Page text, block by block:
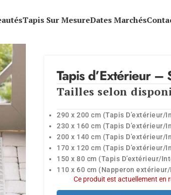
Tapis Sur MesureDates Marchés
Tapis d’Extérieur
Tailles selon
290 x 200 cm (Tapis D’extérieur/
230 x 160 cm (Tapis D’extérieur/
200 x 140 cm (Tapis D’extérieur/
170 x 120 cm (Tapis D’extérieur/
150 x 80 cm (Tapis D’extérieur/
110 x 60 cm (Napperon
Ce produit est actuellement en